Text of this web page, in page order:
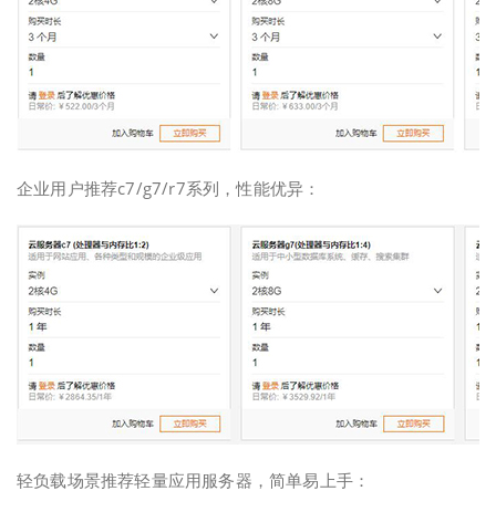
企业用户推荐c7/g7/r7系列，性能优异：
轻负载场景推荐轻量应用服务器，简单易上手：